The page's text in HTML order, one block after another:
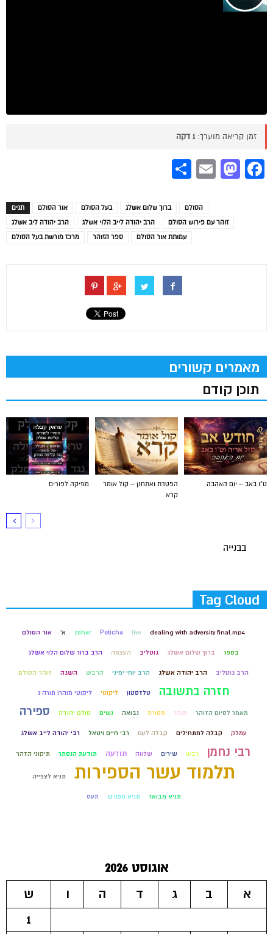
זמן קריאה מוערך: 1 דקה
Facebook
Mastodon
Email
תגים אור הסולם בעל הסולם ברוך שלום אשלג
הסולם
הרב יהודה ליב אשלג
הרב יהודה לייב הלוי אשלג
זוהר עם פירוש הסולם
מרכז מורשת בעל הסולם
ספר הזוהר עמותת אור הסולם
מאמרים קשורים
תוכן קודם
מוזיקה לפורים
הפטרת ואתחנן – קול אומר
קרא
ט"ו באב – יום האהבה
בבנייה
Tag Cloud
dealing with adversity final.mp4
live
Peticha
zohar א' אור הסולם
בספר ברוך שלום אשלג גוטליב העצמה הרב ברוך שלום הלוי אשלג
הרב גוטליב הרב יהודה אשלג הרב יוחי ימיני הרבש השגה זוהר הסולם
חזרה בתשובה טלזסטון ליקוטי ליקוטי מוהרן תורה ג
מאמר לסיום הזוהר מוהר מסורת נבואה נשים סולם יהודה ספירה
עמלק קבלה למתחילים קבלה לעם רבי חיים ויטאל רבי יהודה לייב אשלג
רבי נחמן רבש שירים שלווה תודעה תודעת הנסתר תיקוני הזהר
תלמוד עשר הספירות תניא לצפייה
תניא מבואר תניא מפורש תעס
אוגוסט 2026
א
ב ג ד ה ו
ש
1